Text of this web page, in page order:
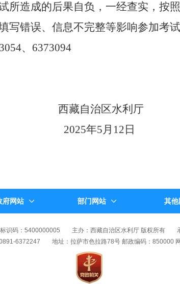
所造成的后果自负，一经查实，按
写错误、信息不完整等影响参加考
、6373094
藏自治区水利厅
年5月12日
府网站 部门网站 其他
识码：5400000005 主办：西藏自治区水利厅 版权所有
6372247
地址：拉萨市色拉路78号 邮政编码：850000